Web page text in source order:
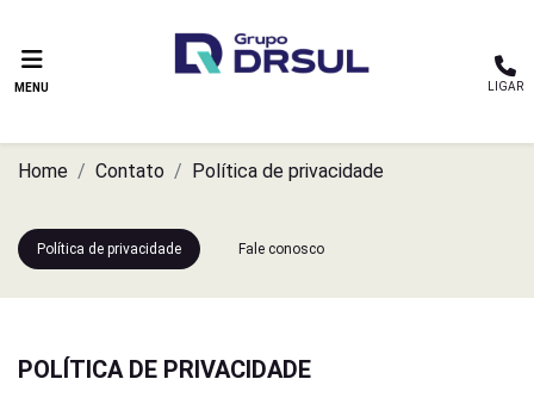
MENU LIGAR
Home Contato Política de privacidade
Fale conosco
Política de privacidade
POLÍTICA DE PRIVACIDADE